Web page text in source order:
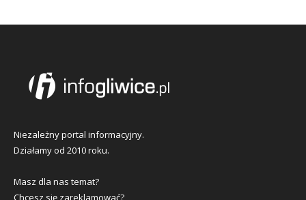
Niezależny portal informacyjny.
Działamy od 2010 roku.
Masz dla nas temat?
Chcesz się zareklamować?